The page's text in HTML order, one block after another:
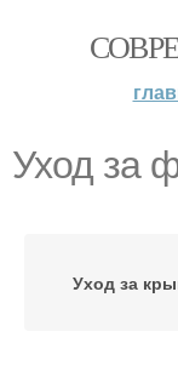
Уход за
Уход за